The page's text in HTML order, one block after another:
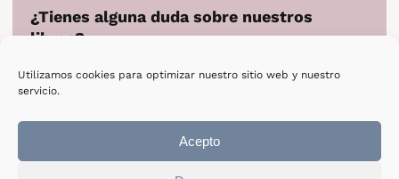
Utilizamos cookies para optimizar nuestro sitio web y nuestro
servicio.
Acepto
¿Tienes alguna duda sobre nuestros
libros?
directamente.
Escribir a Epsilon